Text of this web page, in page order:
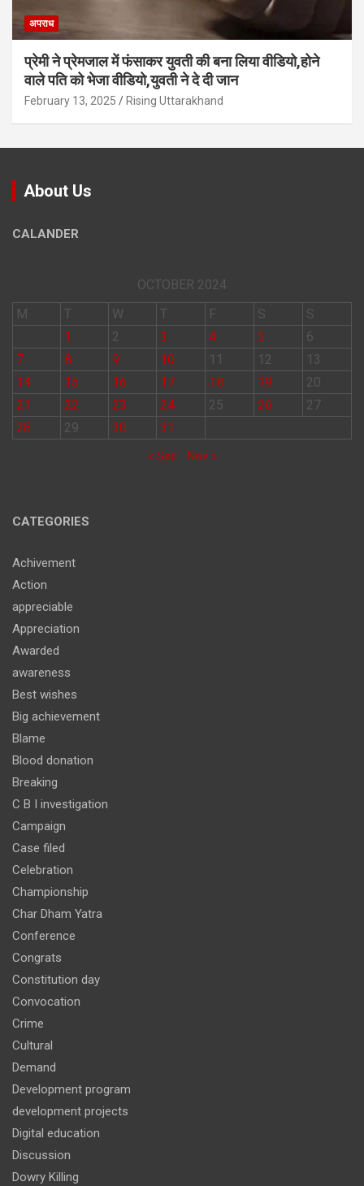
अपराध
प्रेमी ने प्रेमजाल में फंसाकर युवती की बना लिया वीडियो,होने
वाले पत‍ि को भेजा वीड‍ियो,युवती ने दे दी जान
February 13, 2025 Rising Uttarakhand
About Us
CALANDER
OCTOBER 2024
M
T W T F S
S
1
2 3 4 5
6
7
8 9 10 11 12
13
14
15 16 17 18 19
20
21
22 23 24 25 26
27
28
29 30 31
« Sep Nov »
CATEGORIES
Achivement
Action
appreciable
Appreciation
Awarded
awareness
Best wishes
Big achievement
Blame
Blood donation
Breaking
C B I investigation
Campaign
Case filed
Celebration
Championship
Char Dham Yatra
Conference
Congrats
Constitution day
Convocation
Crime
Cultural
Demand
Development program
development projects
Digital education
Discussion
Dowry Killing